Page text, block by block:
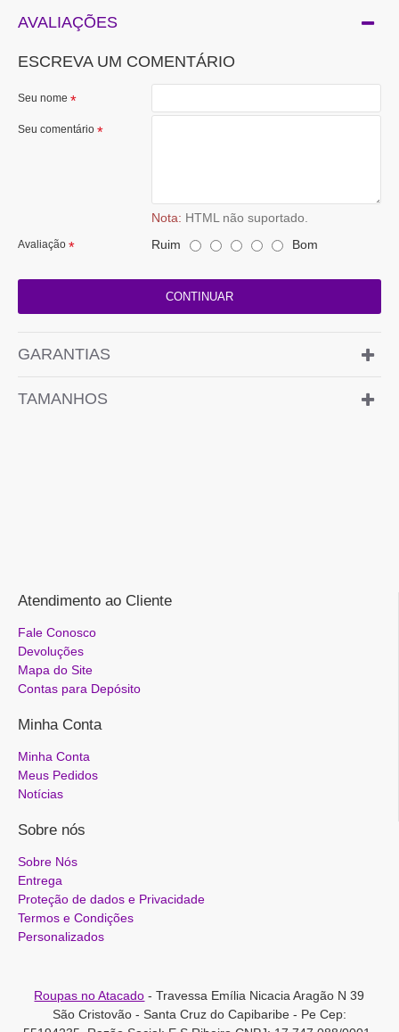
AVALIAÇÕES
ESCREVA UM COMENTÁRIO
Seu nome
Seu comentário
Nota: HTML não suportado.
Avaliação Ruim Bom
CONTINUAR
GARANTIAS
TAMANHOS
Atendimento ao Cliente
Fale Conosco
Devoluções
Mapa do Site
Contas para Depósito
Minha Conta
Minha Conta
Meus Pedidos
Notícias
Sobre nós
Sobre Nós
Entrega
Proteção de dados e Privacidade
Termos e Condições
Personalizados
Roupas no Atacado - Travessa Emília Nicacia Aragão N 39
São Cristovão - Santa Cruz do Capibaribe - Pe Cep: